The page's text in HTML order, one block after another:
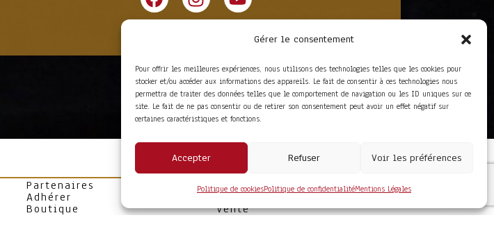
Gérer le consentement
Pour offrir les meilleures expériences, nous utilisons des technologies telles que les cookies pour
stocker et/ou accéder aux informations des appareils. Le fait de consentir à ces technologies nous
permettra de traiter des données telles que le comportement de navigation ou les ID uniques sur ce
site. Le fait de ne pas consentir ou de retirer son consentement peut avoir un effet négatif sur
certaines caractéristiques et fonctions.
Accepter Refuser Voir les préférences
Politique de cookiesPolitique de confidentialitéMentions Légales
Partenaires
Adhérer
Boutique
LIENS UTILES
Foire aux questions
Conditions Générales de
Vente
Mentions Légales